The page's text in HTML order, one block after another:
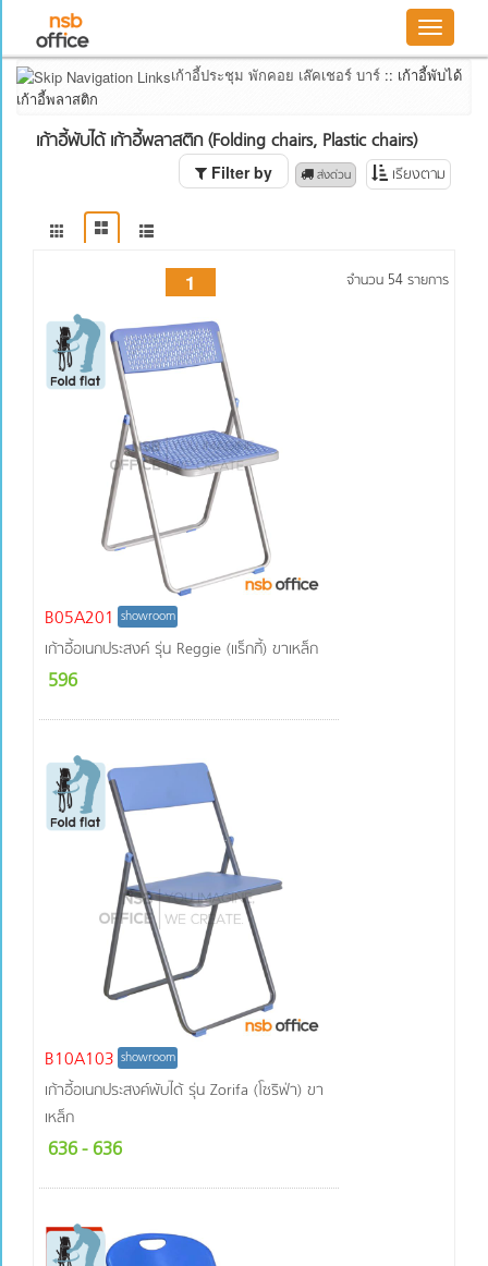
Toggle
เก้าอี้ประชุม พักคอย เล๊คเชอร์ บาร์ :: เก้าอี้พับได้
เก้าอี้พลาสติก
เก้าอี้พับได้ เก้าอี้พลาสติก (Folding chairs, Plastic chairs)
Filter
by
การพับและการ
เรียงซ้อน
พับเฉพาะเบาะที่
เรียงซ้อนไม่ได้
เก้าอี้เป็นแบบ
ทั้งตัว เรียง
ซ้อนเป็นแถว
(รถไฟ)
วัสดุหลักเก้าอี้
HDPE (High-
Density
Polyethylene)
โครงเก้าอี้ผลิต
โครงเก้าอี้ผลิต
โครงเก้าอี้ผลิต
จากอลูมิเนียม
โครงเก้าอี้ผลิต
จากสแตนเลส
โครงเก้าอี้ผลิต
โครงเก้าอี้ผลิต
โครงเก้าอี้ผลิต
จากพลาสติก
(PU)
Filter by  ส่งด่วน เรียงตาม
จำนวน 54 รายการ
1
B05A201 showroom
เก้าอี้อเนกประสงค์ รุ่น Reggie (แร็กกี้) ขาเหล็ก
596
B10A103 showroom
เก้าอี้อเนกประสงค์พับได้ รุ่น Zorifa (โซริฟ่า) ขา
เหล็ก
636- 636